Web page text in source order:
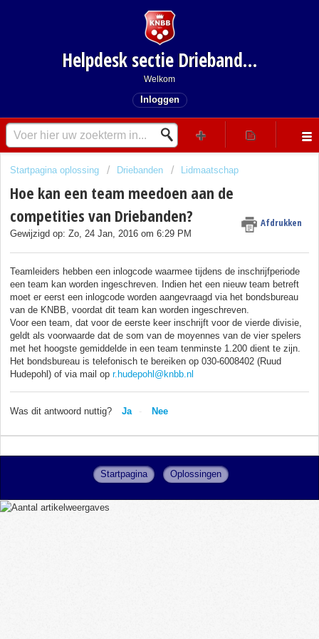
Helpdesk sectie Driebanden
Welkom
Inloggen
Startpagina oplossing Driebanden Lidmaatschap
Hoe kan een team meedoen aan de
competities van Driebanden?
Afdrukken
Gewijzigd op: Zo, 24 Jan, 2016 om 6:29 PM
Teamleiders hebben een inlogcode waarmee tijdens de inschrijfperiode
een team kan worden ingeschreven. Indien het een nieuw team betreft
moet er eerst een inlogcode worden aangevraagd via het bondsbureau
van de KNBB, voordat dit team kan worden ingeschreven.
Voor een team, dat voor de eerste keer inschrijft voor de vierde divisie,
geldt als voorwaarde dat de som van de moyennes van de vier spelers
met het hoogste gemiddelde in een team tenminste 1.200 dient te zijn.
Het bondsbureau is telefonisch te bereiken op 030-6008402 (Ruud
Hudepohl) of via mail op r.hudepohl@knbb.nl
Was dit antwoord nuttig? Ja Nee
Startpagina Oplossingen